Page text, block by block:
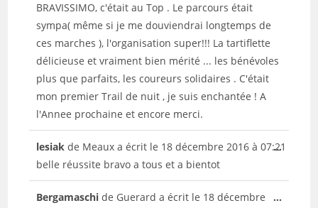
livre
d’or
BRAVISSIMO, c'était au Top . Le parcours était
sympa( même si je me douviendrai longtemps de
ces marches ), l'organisation super!!! La tartiflette
délicieuse et vraiment bien mérité ... les bénévoles
plus que parfaits, les coureurs solidaires . C'était
mon premier Trail de nuit , je suis enchantée ! A
l'Annee prochaine et encore merci.
lesiakde Meaux a écrit le 18 décembre 2016 à 07:21
belle réussite bravo a tous et a bientot
...Ouvrir/
boîte
méta.
Bergamaschide Guerard a écrit le 18 décembre
...Ouvrir/